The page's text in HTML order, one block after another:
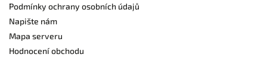
Podmínky ochrany osobních údajů
Napište nám
Mapa serveru
Hodnocení obchodu